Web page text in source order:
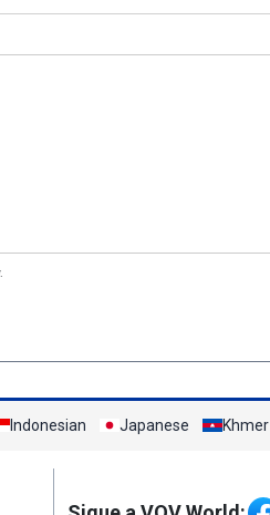
Indonesian Japanese Khmer
Mạng xã hội